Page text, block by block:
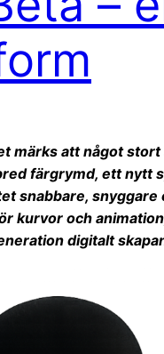
märks att något
färgrymd, ett nytt
snabbare, snyggare
kurvor och
digitalt